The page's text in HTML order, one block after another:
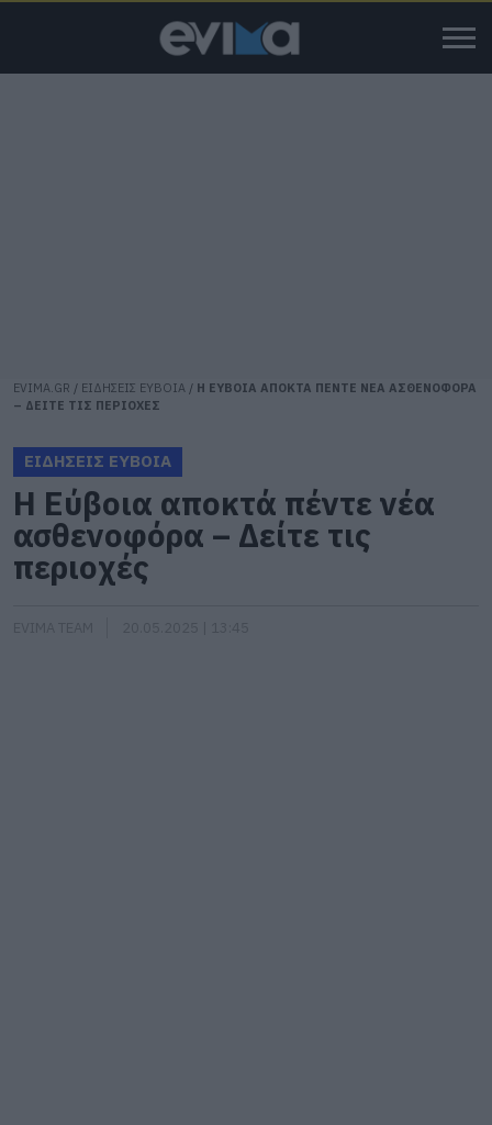
EVIMA.GR / ΕΙΔΗΣΕΙΣ ΕΥΒΟΙΑ / Η ΕΥΒΟΙΑ ΑΠΟΚΤΑ ΠΕΝΤΕ ΝΕΑ ΑΣΘΕΝΟΦΟΡΑ
– ΔΕΙΤΕ ΤΙΣ ΠΕΡΙΟΧΕΣ
ΕΙΔΗΣΕΙΣ ΕΥΒΟΙΑ
Η Εύβοια αποκτά πέντε νέα
ασθενοφόρα – Δείτε τις
περιοχές